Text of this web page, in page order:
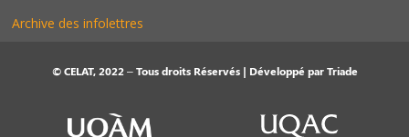
Archive des infolettres
© CELAT, 2022 – Tous droits Réservés | Développé parTriade